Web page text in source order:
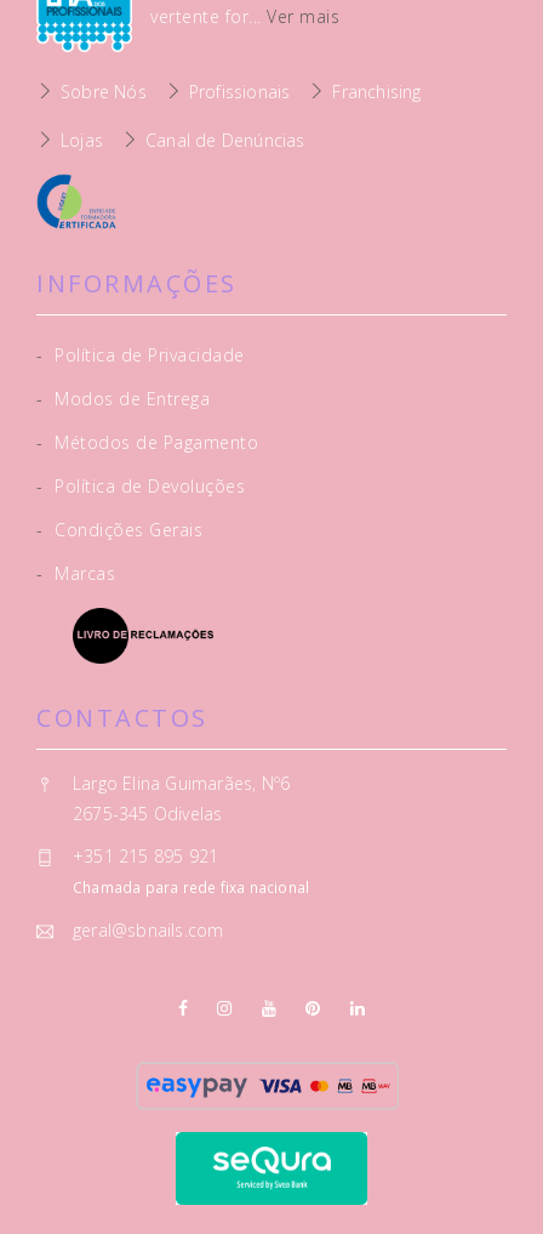
vertente for...Ver mais
Sobre Nós Profissionais Franchising
Lojas Canal de Denúncias
INFORMAÇÕES
-
Política de Privacidade
-
Modos de Entrega
-
Métodos de Pagamento
-
Política de Devoluções
-
Condições Gerais
-
Marcas
CONTACTOS
Largo Elina Guimarães, Nº6
2675-345 Odivelas
+351 215 895 921
Chamada para rede fixa nacional
geral@sbnails.com